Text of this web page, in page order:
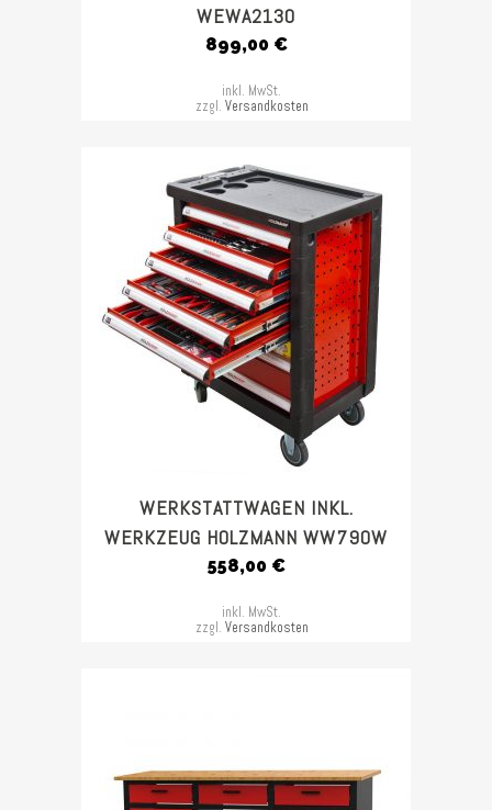
WEWA2130
899,00 €
inkl. MwSt.
zzgl. Versandkosten
WERKSTATTWAGEN INKL.
WERKZEUG HOLZMANN WW790W
558,00 €
inkl. MwSt.
zzgl. Versandkosten